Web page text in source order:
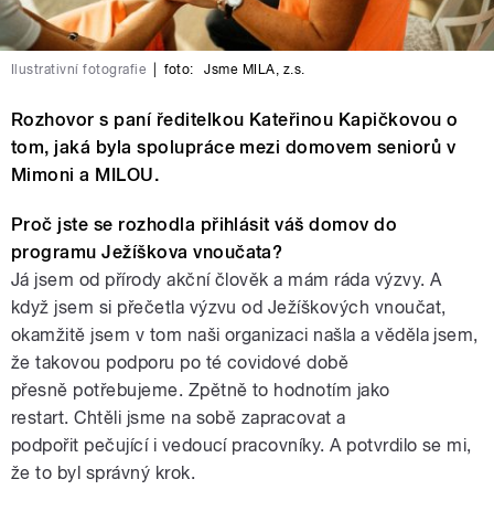
Ilustrativní fotografie foto: Jsme MILA, z.s.
Rozhovor s paní ředitelkou Kateřinou Kapičkovou o
tom, jaká byla spolupráce mezi domovem seniorů v
Mimoni a MILOU.
Proč jste se rozhodla přihlásit váš domov do
programu Ježíškova vnoučata?
Já jsem od přírody akční člověk a mám ráda výzvy. A
když jsem si přečetla výzvu od Ježíškových vnoučat,
okamžitě jsem v tom naši organizaci našla a věděla jsem,
že takovou podporu po té covidové době
přesně potřebujeme. Zpětně to hodnotím jako
restart. Chtěli jsme na sobě zapracovat a
podpořit pečující i vedoucí pracovníky. A potvrdilo se mi,
že to byl správný krok.